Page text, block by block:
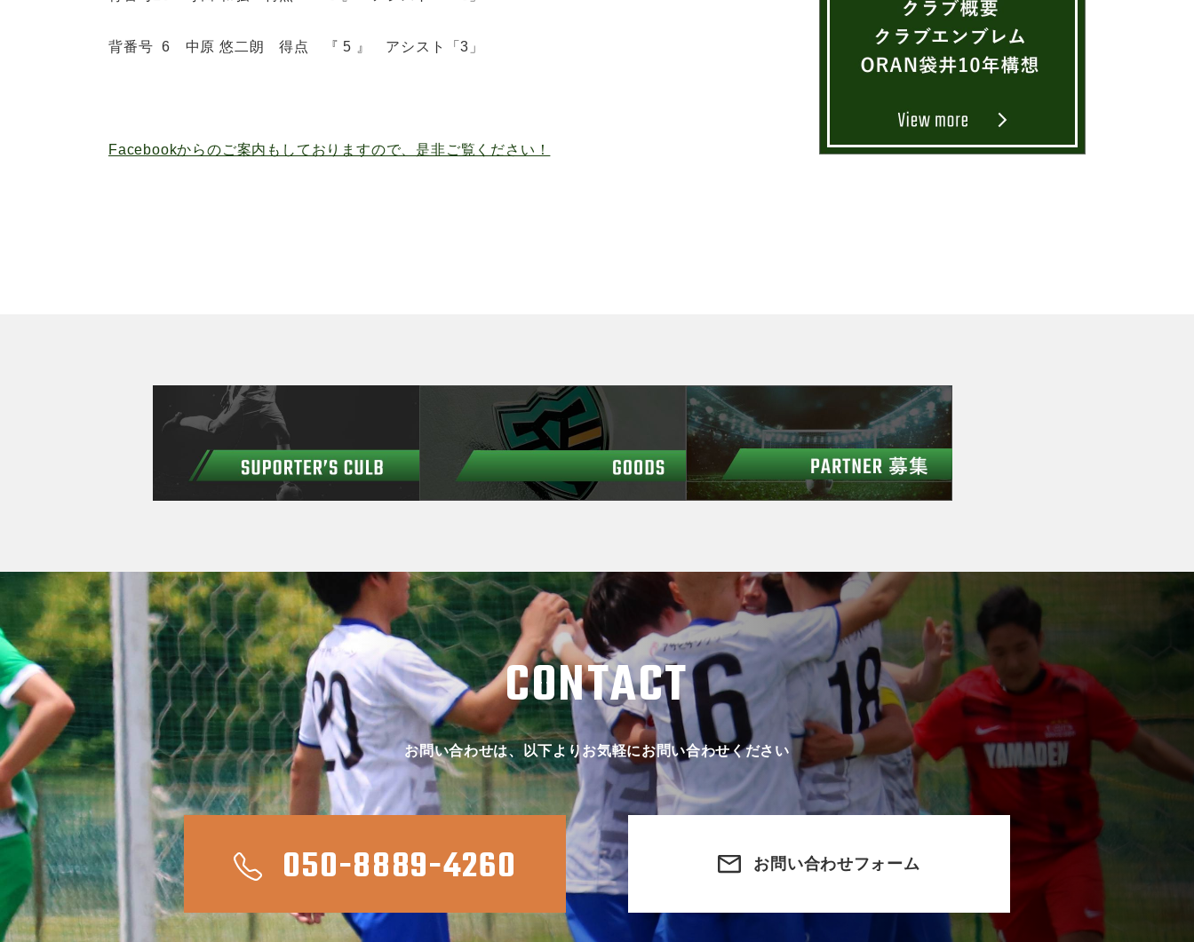
背番号 6 中原 悠二朗 得点 『 5 』 アシスト「3」
Facebookからのご案内もしておりますので、是非ご覧ください！
CONTACT
お問い合わせは、以下よりお気軽にお問い合わせください
050-8889-4260 お問い合わせフォーム